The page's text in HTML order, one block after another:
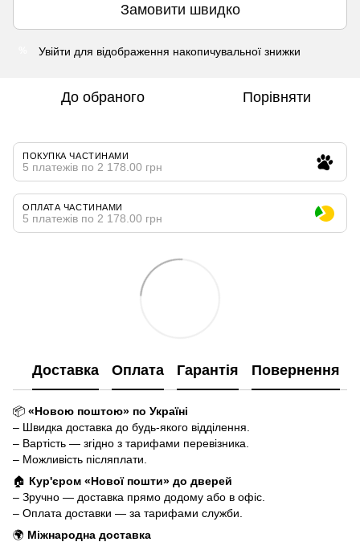
Замовити швидко
Увійти для відображення накопичувальної знижки
До обраного Порівняти
ПОКУПКА ЧАСТИНАМИ
5 платежів по 2 178.00 грн
ОПЛАТА ЧАСТИНАМИ
5 платежів по 2 178.00 грн
Доставка Оплата Гарантія Повернення
📦 «Новою поштою» по Україні
– Швидка доставка до будь-якого відділення.
– Вартість — згідно з тарифами перевізника.
– Можливість післяплати.
🏠 Кур'єром «Нової пошти» до дверей
– Зручно — доставка прямо додому або в офіс.
– Оплата доставки — за тарифами служби.
🌍 Міжнародна доставка